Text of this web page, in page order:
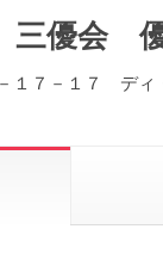
三優会
１７－１７ ディ